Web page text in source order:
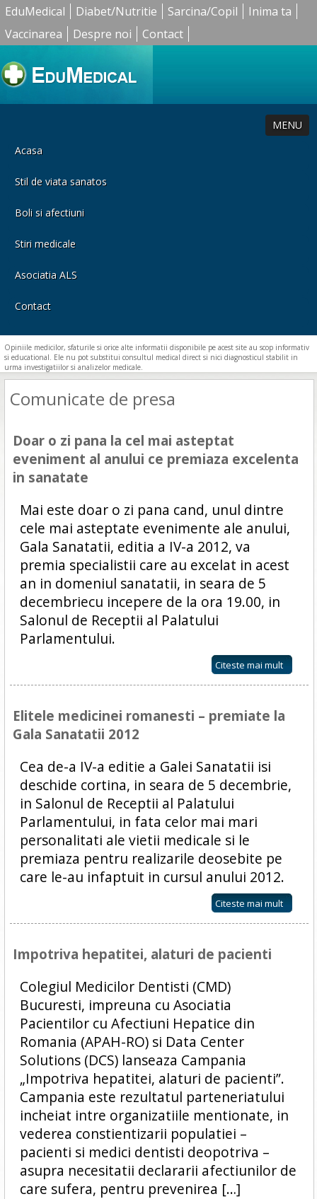
EduMedical Diabet/Nutritie Sarcina/Copil
Inima ta
Vaccinarea
Despre noi Contact
MENU
Acasa
Stil de viata sanatos
Boli si afectiuni
Stiri medicale
Asociatia ALS
Contact
Opiniile medicilor, sfaturile si orice alte informatii disponibile pe acest site au scop informativ
si educational. Ele nu pot substitui consultul medical direct si nici diagnosticul stabilit in
urma investigatiilor si analizelor medicale.
Comunicate de presa
Doar o zi pana la cel mai asteptat
eveniment al anului ce premiaza excelenta
in sanatate
Mai este doar o zi pana cand, unul dintre
cele mai asteptate evenimente ale anului,
Gala Sanatatii, editia a IV-a 2012, va
premia specialistii care au excelat in acest
an in domeniul sanatatii, in seara de 5
decembriecu incepere de la ora 19.00, in
Salonul de Receptii al Palatului
Parlamentului.
Citeste mai mult
Elitele medicinei romanesti – premiate la
Gala Sanatatii 2012
Cea de-a IV-a editie a Galei Sanatatii isi
deschide cortina, in seara de 5 decembrie,
in Salonul de Receptii al Palatului
Parlamentului, in fata celor mai mari
personalitati ale vietii medicale si le
premiaza pentru realizarile deosebite pe
care le-au infaptuit in cursul anului 2012.
Citeste mai mult
Impotriva hepatitei, alaturi de pacienti
Colegiul Medicilor Dentisti (CMD)
Bucuresti, impreuna cu Asociatia
Pacientilor cu Afectiuni Hepatice din
Romania (APAH-RO) si Data Center
Solutions (DCS) lanseaza Campania
„Impotriva hepatitei, alaturi de pacienti”.
Campania este rezultatul parteneriatului
incheiat intre organizatiile mentionate, in
vederea constientizarii populatiei –
pacienti si medici dentisti deopotriva –
asupra necesitatii declararii afectiunilor de
care sufera, pentru prevenirea […]